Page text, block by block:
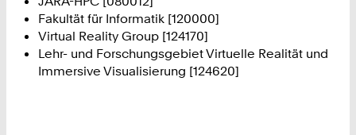
Fakultät für Informatik [120000]
Virtual Reality Group [124170]
Lehr- und Forschungsgebiet Virtuelle Realität und
Immersive Visualisierung [124620]